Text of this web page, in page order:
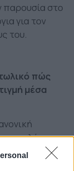
παρουσία στο
για τον
του.
πώς
μέσα
καλή.
λίγη τύχη θα
τέλος την